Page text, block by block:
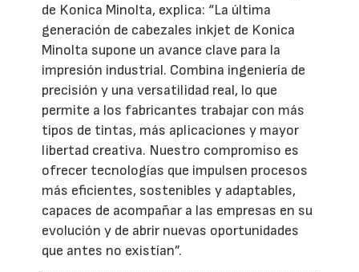
de Konica Minolta, explica: “La última
generación de cabezales inkjet de Konica
Minolta supone un avance clave para la
impresión industrial. Combina ingeniería de
precisión y una versatilidad real, lo que
permite a los fabricantes trabajar con más
tipos de tintas, más aplicaciones y mayor
libertad creativa. Nuestro compromiso es
ofrecer tecnologías que impulsen procesos
más eficientes, sostenibles y adaptables,
capaces de acompañar a las empresas en su
evolución y de abrir nuevas oportunidades
que antes no existían”.